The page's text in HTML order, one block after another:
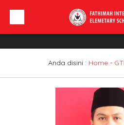
Profil Sekolah
Berita
Anda disini : Home-